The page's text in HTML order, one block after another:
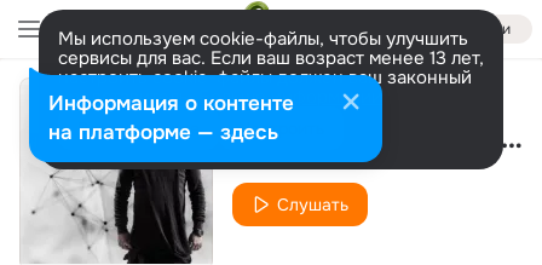
Войти
Мы используем cookie-файлы, чтобы улучшить
сервисы для вас. Если ваш возраст менее 13 лет,
настроить cookie-файлы должен ваш законный
представитель. Больше информации
Разрешить все Настроить Ты Больше Не Моя (Dj Oleg Perets & Dj Alexey Galin Remix)
Слушать
Информация о контенте
на платформе — здесь